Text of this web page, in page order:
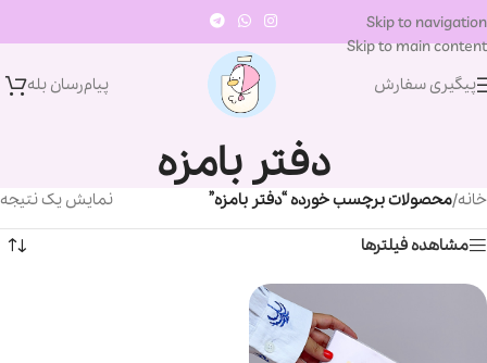
Skip to navigation
Skip to main content
پیگیری سفارش
پیام‌رسان‌ بله
دفتر بامزه
خانه/محصولات برچسب خورده “دفتر بامزه” نمایش یک نتیجه
مشاهده فیلترها